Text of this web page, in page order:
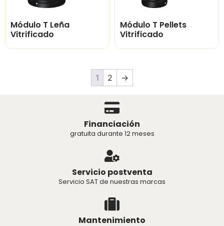
Módulo T Leña
Vitrificado
Módulo T Pellets
Vitrificado
1 2 →
Financiación
gratuita durante 12 meses
Servicio postventa
Servicio SAT de nuestras marcas
Mantenimiento